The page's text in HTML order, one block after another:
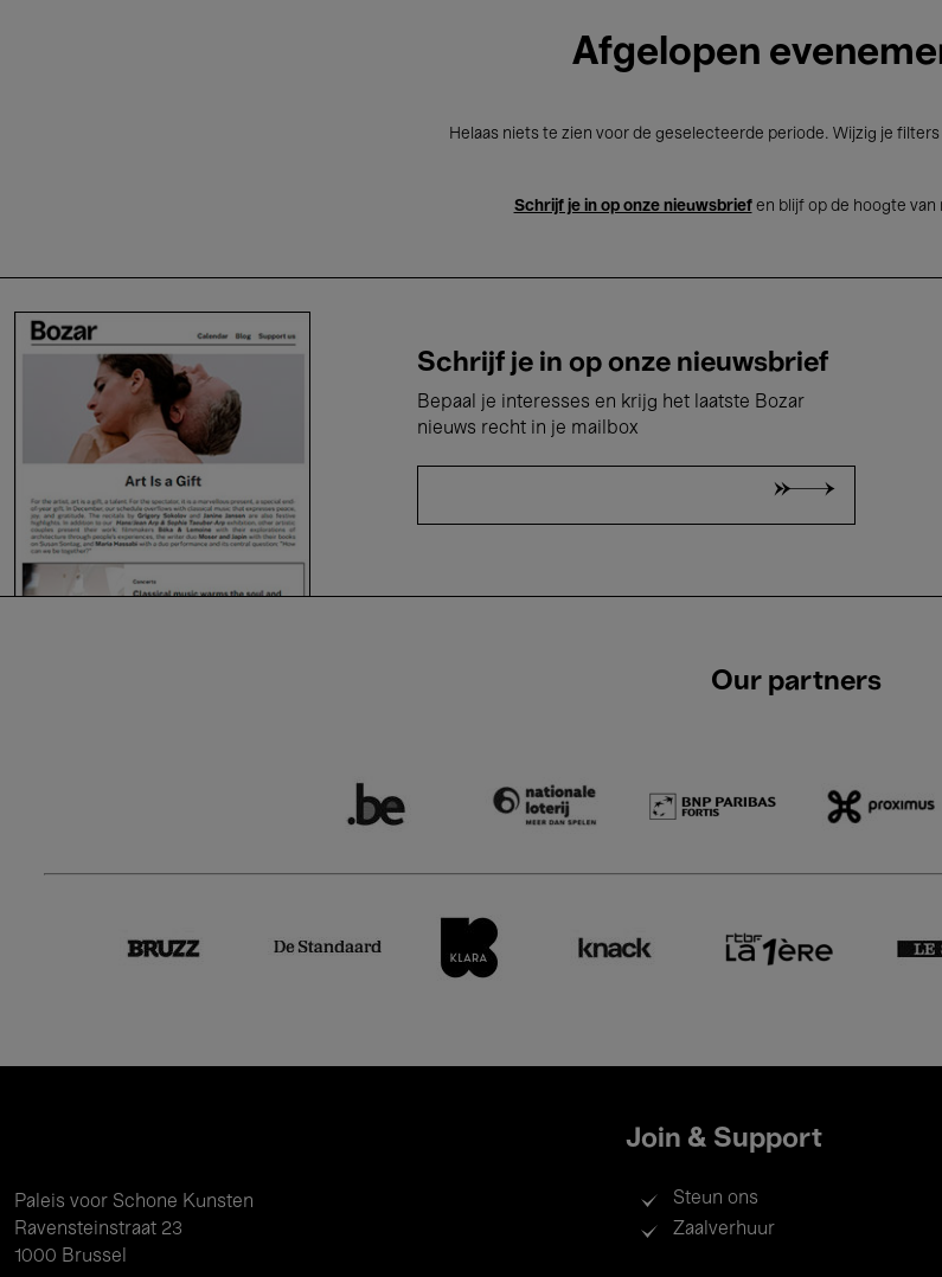
Afgelopen
Helaas niets te zien voor de geselecteerde periode. Wijzig je
Schrijf je in op onze nieuwsbriefen blijf op de hoogte van
Schrijf je in op onze nieuwsbrief
Bepaal je interesses en krijg het laatste Bozar
nieuws recht in je mailbox
Our partners
Paleis voor Schone Kunsten
Ravensteinstraat 23
1000 Brussel
Join & Support
Steun ons
Zaalverhuur